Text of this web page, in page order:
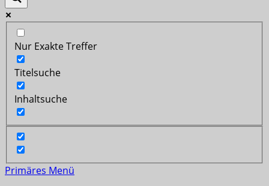
Nur Exakte Treffer
Titelsuche
Inhaltsuche
Primäres Menü